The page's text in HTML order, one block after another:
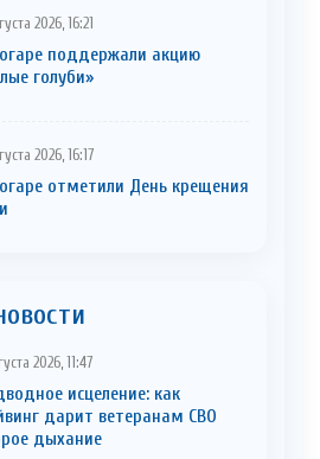
2026, 16:21
поддержали акцию
голуби»
2026, 16:17
отметили День крещения
2026, 11:47
исцеление: как
дарит ветеранам СВО
дыхание